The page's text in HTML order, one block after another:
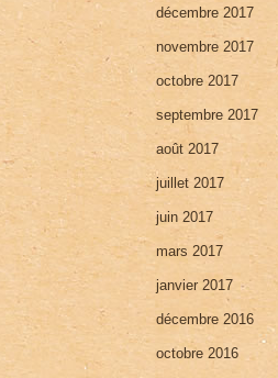
décembre 2017
novembre 2017
octobre 2017
septembre 2017
août 2017
juillet 2017
juin 2017
mars 2017
janvier 2017
décembre 2016
octobre 2016